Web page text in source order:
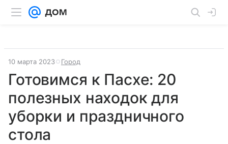
10 марта 2023 Город
Готовимся к Пасхе: 20
полезных находок для
уборки и праздничного
стола